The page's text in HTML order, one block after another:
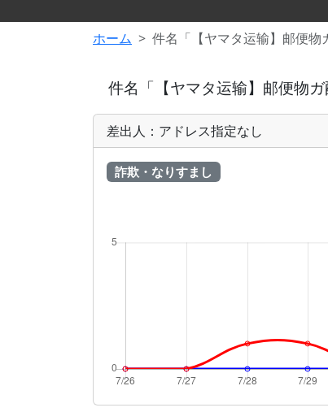
ホーム 件名「【ヤマタ运输】邮便
件名「【ヤマタ运输】邮便物
差出人：アドレス指定なし
詐欺・なりすまし